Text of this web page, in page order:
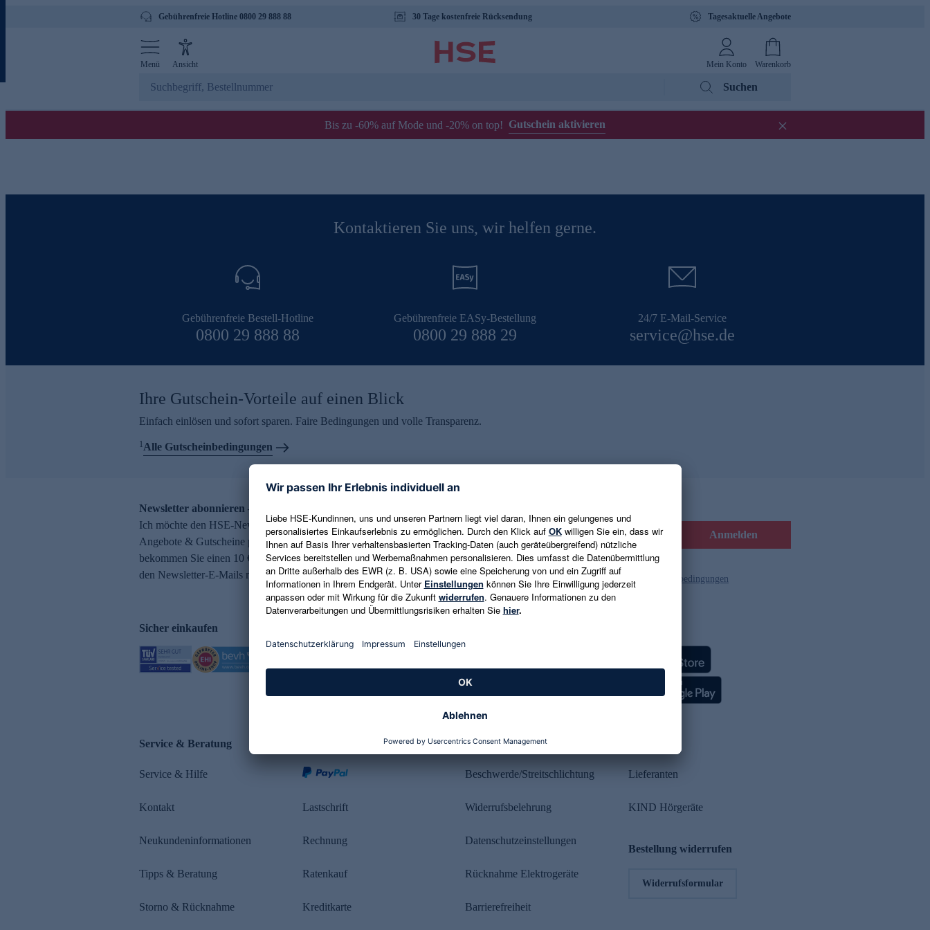
Gebührenfreie Hotline 0800 29 888 88 30 Tage kostenfreie Rücksendung Tagesaktuelle Angebote
Menü Ansicht Mein Konto Warenkorb
Suchen
Bis zu -60% auf Mode und -20% on top! Gutschein aktivieren
Kontaktieren Sie uns, wir helfen gerne.
Gebührenfreie Bestell-Hotline
0800 29 888 88
Gebührenfreie EASy-Bestellung
0800 29 888 29
24/7 E-Mail-Service
service@hse.de
Ihre Gutschein-Vorteile auf einen Blick
Einfach einlösen und sofort sparen. Faire Bedingungen und volle Transparenz.
1Alle Gutscheinbedingungen
Newsletter abonnieren – 10 € Gutschein erhalten
Ich möchte den HSE-Newsletter abonnieren und aktuelle Trends,
Angebote & Gutscheine per E-Mail erhalten. Als Dankeschön
bekommen Sie einen 10 € Gutschein. Eine Abmeldung ist jederzeit in
den Newsletter-E-Mails möglich.
E-Mail-Adresse eingeben Anmelden
Es gelten die Datenschutzrichtlinien und die Gutscheinbedingungen
Sicher einkaufen
Service & Beratung
Service & Hilfe
Kontakt
Neukundeninformationen
Tipps & Beratung
Storno & Rücknahme
Lastschrift
Rechnung
Ratenkauf
Kreditkarte
Rechtliches
Beschwerde/Streitschlichtung
Widerrufsbelehrung
Datenschutzeinstellungen
Rücknahme Elektrogeräte
Barrierefreiheit
Lieferanten
KIND Hörgeräte
Bestellung widerrufen
Widerrufsformular